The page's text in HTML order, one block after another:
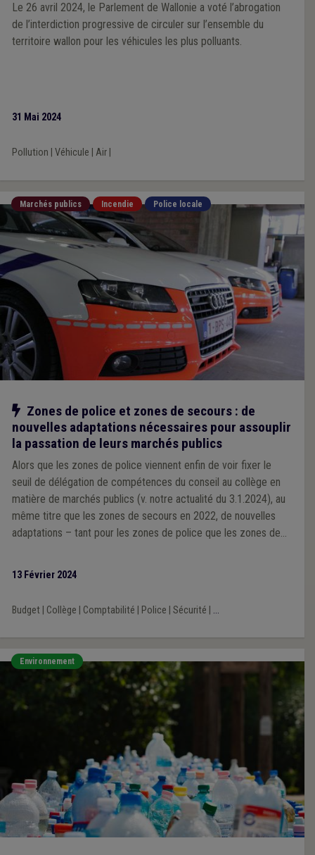
Le 26 avril 2024, le Parlement de Wallonie a voté l’abrogation
de l’interdiction progressive de circuler sur l’ensemble du
territoire wallon pour les véhicules les plus polluants.
31 Mai 2024
Pollution Véhicule Air|
Marchés publics Incendie Police locale
Notre action
Zones de police et zones de secours : de
nouvelles adaptations nécessaires pour assouplir
la passation de leurs marchés publics
Alors que les zones de police viennent enfin de voir fixer le
seuil de délégation de compétences du conseil au collège en
matière de marchés publics (v. notre actualité du 3.1.2024), au
même titre que les zones de secours en 2022, de nouvelles
adaptations – tant pour les zones de police que les zones de
13 Février 2024
Budget| Collège Comptabilité Police Sécurité ...
Environnement